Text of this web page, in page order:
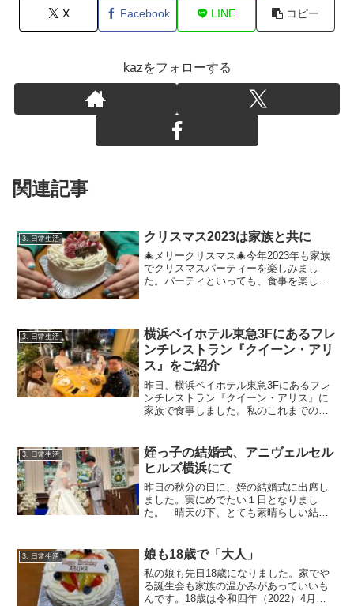
X Facebook LINE コピー
kazをフォローする
関連記事
3. 日常生活 クリスマス2023は家族と共に
🎄メリークリスマス🎄今年2023年も家族
でクリスマスパーティーを楽しみまし
た。パーティといっても、食事を楽しむ
杯🥂紀伊國屋で買った...
3. 日常生活
横浜ベイホテル東急3Fにあるフレ
ンチレストラン『クイーン・アリ
ス』をご紹介
昨日、横浜ベイホテル東急3Fにあるフレ
ンチレストラン『クイーン・アリス』に
家族で食事しました。私のこれまでの人
このレストランについて語りたいと思い
ます。 『クイーン...
3. 日常生活
姪っ子の結婚式、アニヴェルセル
ヒルズ横浜にて
昨日の秋分の日に、姪の結婚式に出席し
ました。実にめでたい１日となりまし
た。 晴天の下、とても素晴らしい結婚
る『アニヴェルセル ヒルズ横浜』です。
横浜市内にある結婚式場と...
3. 日常生活 娘も18歳で「大人」
私の娘も先日18歳になりました。家でや
る誕生会も家族の温かみがあっていいも
んです。18歳は令和四年（2022）4月か